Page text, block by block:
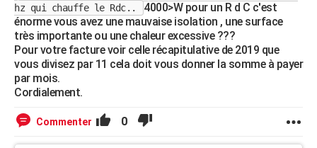
hz qui chauffe le Rdc..
4000>W pour un R d C c'est
énorme vous avez une mauvaise isolation , une surface
très importante ou une chaleur excessive ???
Pour votre facture voir celle récapitulative de 2019 que
vous divisez par 11 cela doit vous donner la somme à payer
par mois.
Cordialement.
Commenter 0